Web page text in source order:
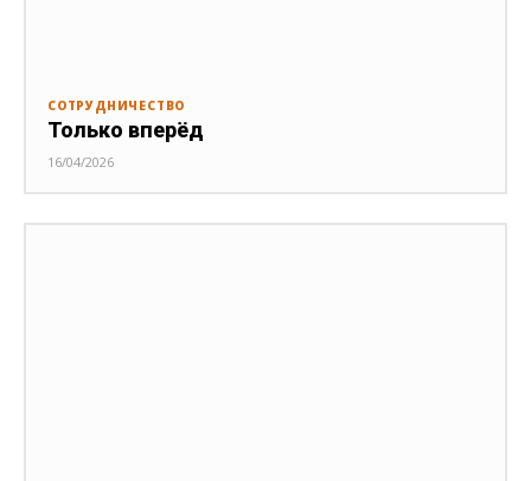
СОТРУДНИЧЕСТВО
Только вперёд
16/04/2026